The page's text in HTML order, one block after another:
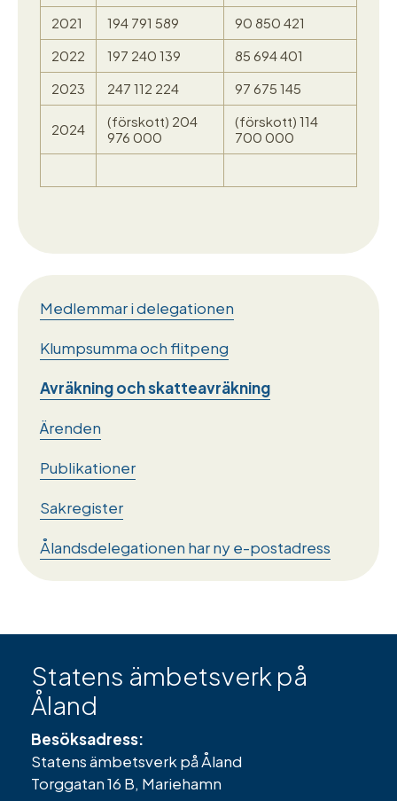
2021
194 791 589
90 850 421
2022
197 240 139
85 694 401
2023
247 112 224 97 675 145
2024
(förskott) 204
976 000
(förskott) 114
700 000
Medlemmar i delegationen
Klumpsumma och flitpeng
Avräkning och skatteavräkning
Ärenden
Publikationer
Sakregister
Ålandsdelegationen har ny e-postadress
Statens ämbetsverk på
Åland
Besöksadress:
Statens ämbetsverk på Åland
Torggatan 16 B, Mariehamn